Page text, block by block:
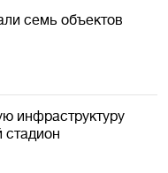
семь объектов
инфраструктуру